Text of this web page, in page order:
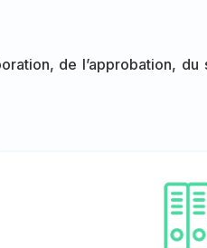
de l’approbation,